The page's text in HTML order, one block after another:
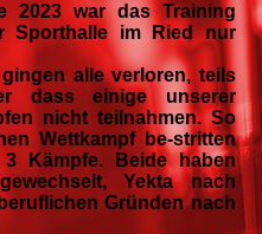
2023 war das Training
Sporthalle im Ried nur
alle verloren, teils
dass einige unserer
nicht teilnahmen. So
Wettkampf be-stritten
Kämpfe. Beide haben
Yekta nach
Gründen nach